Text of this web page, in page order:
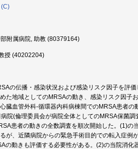
附属病院, 助教 (80379164)
授 (40202204)
の伝播・感染状況および感染リスク因子を評
た地域としてのMRSAの動き、感染リスク因子
臓血管外科-循環器内科病棟間でのMRSA患者
院(倫理委員会が病院全体としてのMRSA保菌
患者の動きの全数調査を順次開始した。(1)の
が、近隣病院からの緊急手術目的での転入症例
の動きも評価する必要性がある。(2)の当院消化